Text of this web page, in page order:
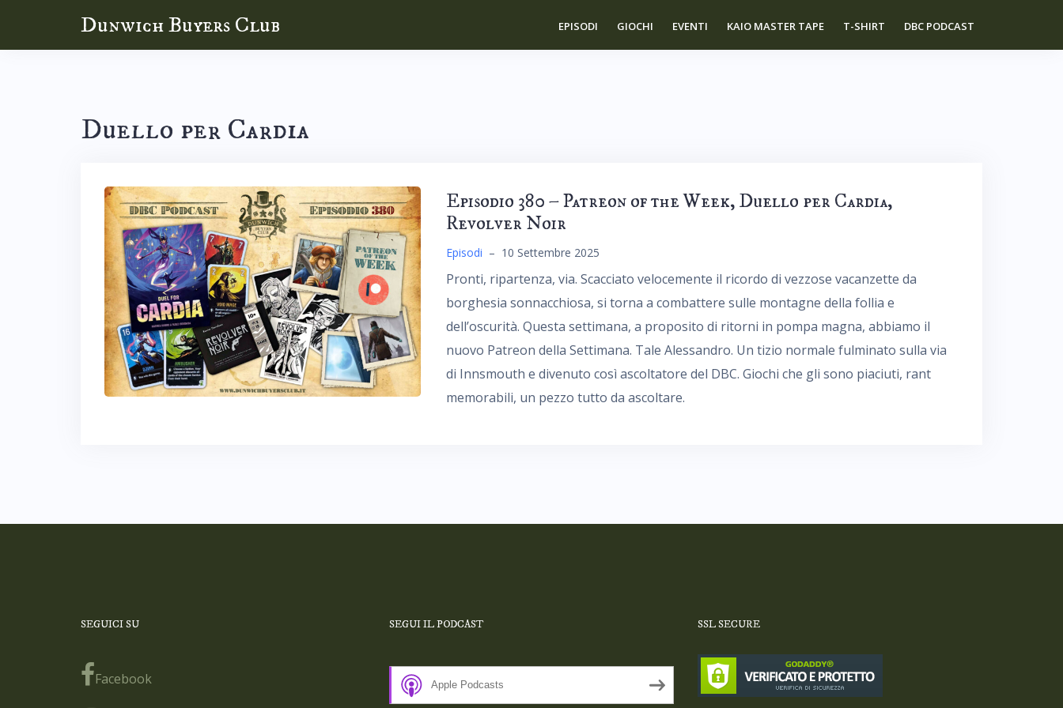
Dunwich Buyers Club EPISODI GIOCHI EVENTI KAIO MASTER TAPE T-SHIRT DBC PODCAST
Duello per Cardia
Episodio 380 – Patreon of the Week, Duello per Cardia,
Revolver Noir
Episodi – 10 Settembre 2025
Pronti, ripartenza, via. Scacciato velocemente il ricordo di vezzose vacanzette da
borghesia sonnacchiosa, si torna a combattere sulle montagne della follia e
dell’oscurità. Questa settimana, a proposito di ritorni in pompa magna, abbiamo il
nuovo Patreon della Settimana. Tale Alessandro. Un tizio normale fulminato sulla via
di Innsmouth e divenuto così ascoltatore del DBC. Giochi che gli sono piaciuti, rant
memorabili, un pezzo tutto da ascoltare.
SEGUICI SU
Facebook
SEGUI IL PODCAST
Apple Podcasts
SSL SECURE